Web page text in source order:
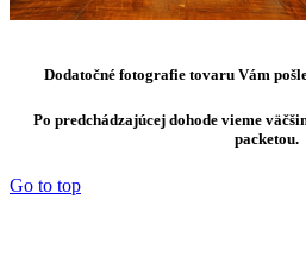
Dodatočné fotografie tovaru Vám
Po predchádzajúcej dohode vieme
packetou.
Go to top